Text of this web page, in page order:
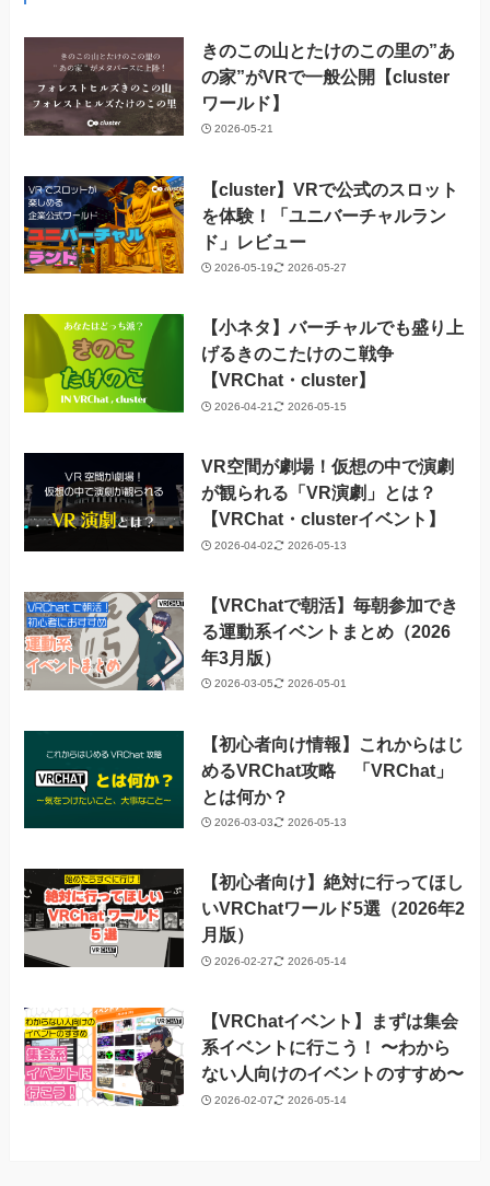
きのこの山とたけのこの里の”あ
の家”がVRで一般公開【cluster
ワールド】
2026-05-21
【cluster】VRで公式のスロット
を体験！「ユニバーチャルラン
ド」レビュー
2026-05-19 2026-05-27
【小ネタ】バーチャルでも盛り上
げるきのこたけのこ戦争
【VRChat・cluster】
2026-04-21 2026-05-15
VR空間が劇場！仮想の中で演劇
が観られる「VR演劇」とは？
【VRChat・clusterイベント】
2026-04-02 2026-05-13
【VRChatで朝活】毎朝参加でき
る運動系イベントまとめ（2026
年3月版）
2026-03-05 2026-05-01
【初心者向け情報】これからはじ
めるVRChat攻略 「VRChat」
とは何か？
2026-03-03 2026-05-13
【初心者向け】絶対に行ってほし
いVRChatワールド5選（2026年2
月版）
2026-02-27 2026-05-14
【VRChatイベント】まずは集会
系イベントに行こう！ 〜わから
ない人向けのイベントのすすめ〜
2026-02-07 2026-05-14